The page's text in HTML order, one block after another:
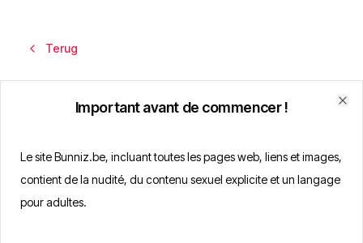
Terug
Important avant de commencer !
Le site Bunniz.be, incluant toutes les pages web, liens et images,
contient de la nudité, du contenu sexuel explicite et un langage
pour adultes.